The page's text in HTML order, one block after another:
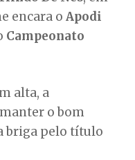
encara o Apodi
Campeonato
alta, a
o bom
briga pelo título